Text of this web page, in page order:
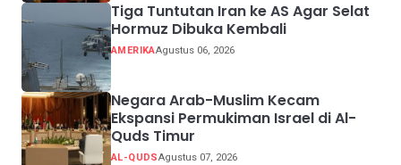
Tiga Tuntutan Iran ke AS Agar Selat
Hormuz Dibuka Kembali
AMERIKAAgustus 06, 2026
Negara Arab-Muslim Kecam
Ekspansi Permukiman Israel di Al-
Quds Timur
AL-QUDSAgustus 07, 2026